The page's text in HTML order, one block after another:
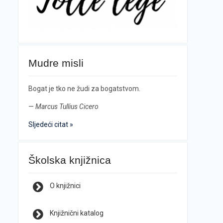
Mudre misli
Bogat je tko ne žudi za bogatstvom.
— Marcus Tullius Cicero
Sljedeći citat »
Školska knjižnica
O knjižnici
Knjižnični katalog